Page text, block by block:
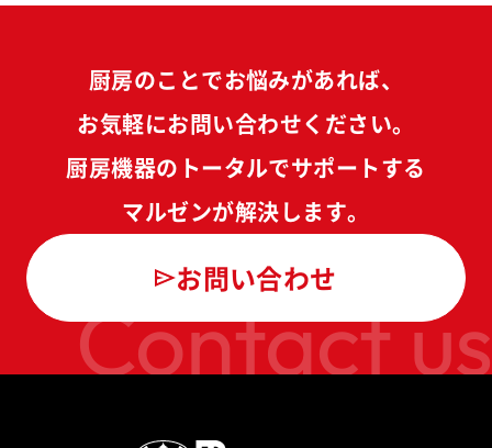
Contact us
厨房のことでお悩みがあれば、
お気軽にお問い合わせください。
厨房機器のトータルでサポートする
マルゼンが解決します。
お問い合わせ